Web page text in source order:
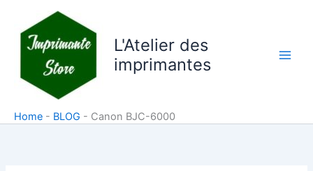
contenu
L'Atelier des
imprimantes
Home - BLOG - Canon BJC-6000